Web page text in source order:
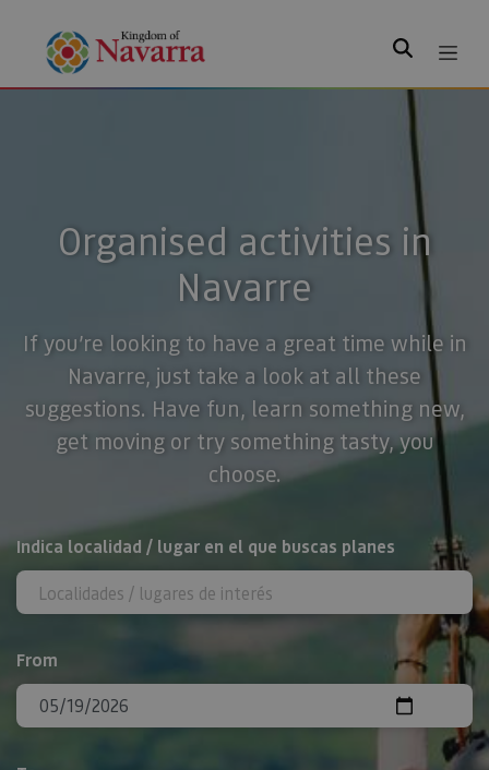
Search
Organised activities in
Navarre
If you’re looking to have a great time while in
Navarre, just take a look at all these
suggestions. Have fun, learn something new,
get moving or try something tasty, you
choose.
Search
Indica localidad / lugar en el que buscas planes
From